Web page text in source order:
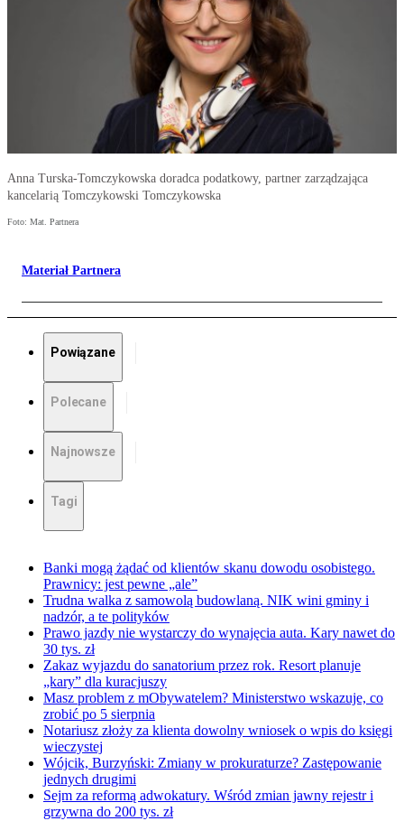
Anna Turska-Tomczykowska doradca podatkowy, partner zarządzająca
kancelarią Tomczykowski Tomczykowska
Foto: Mat. Partnera
Materiał Partnera
Powiązane
Polecane
Najnowsze
Tagi
Banki mogą żądać od klientów skanu dowodu osobistego.
Prawnicy: jest pewne „ale”
Trudna walka z samowolą budowlaną. NIK wini gminy i
nadzór, a te polityków
Prawo jazdy nie wystarczy do wynajęcia auta. Kary nawet do
30 tys. zł
Zakaz wyjazdu do sanatorium przez rok. Resort planuje
„kary” dla kuracjuszy
Masz problem z mObywatelem? Ministerstwo wskazuje, co
zrobić po 5 sierpnia
Notariusz złoży za klienta dowolny wniosek o wpis do księgi
wieczystej
Wójcik, Burzyński: Zmiany w prokuraturze? Zastępowanie
jednych drugimi
Sejm za reformą adwokatury. Wśród zmian jawny rejestr i
grzywna do 200 tys. zł